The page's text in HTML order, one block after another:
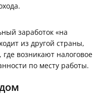
заработок «на
из другой страны,
возникают налоговое
по месту работы.